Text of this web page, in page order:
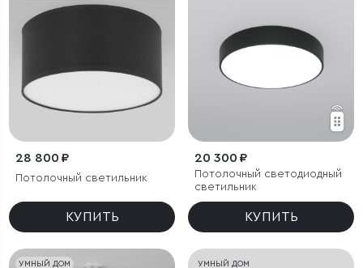
28 800 ₽
Потолочный светильник
КУПИТЬ
20 300 ₽
Потолочный светодиодный
светильник
КУПИТЬ
УМНЫЙ ДОМ УМНЫЙ ДОМ